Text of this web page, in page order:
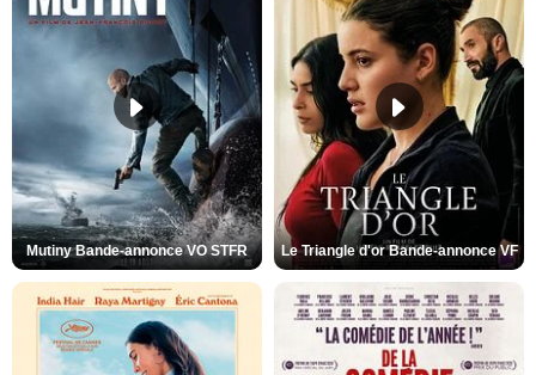
Mutiny Bande-annonce VO STFR Le Triangle d'or Bande-annonce VF